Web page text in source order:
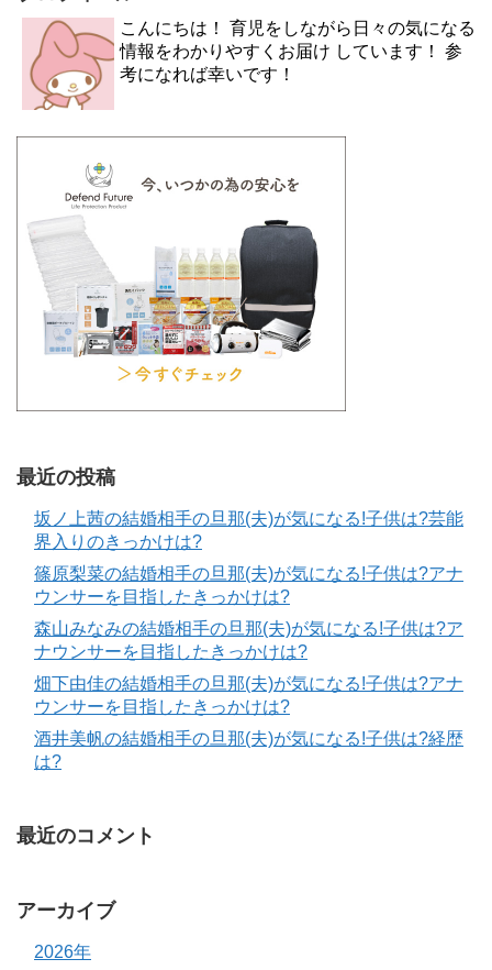
こんにちは！ 育児をしながら日々の気になる
情報をわかりやすくお届け しています！ 参
考になれば幸いです！
最近の投稿
坂ノ上茜の結婚相手の旦那(夫)が気になる!子供は?芸能
界入りのきっかけは?
篠原梨菜の結婚相手の旦那(夫)が気になる!子供は?アナ
ウンサーを目指したきっかけは?
森山みなみの結婚相手の旦那(夫)が気になる!子供は?ア
ナウンサーを目指したきっかけは?
畑下由佳の結婚相手の旦那(夫)が気になる!子供は?アナ
ウンサーを目指したきっかけは?
酒井美帆の結婚相手の旦那(夫)が気になる!子供は?経歴
は?
最近のコメント
アーカイブ
2026年